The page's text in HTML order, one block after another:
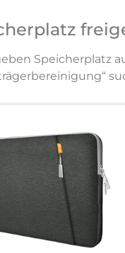
Speicherplatz